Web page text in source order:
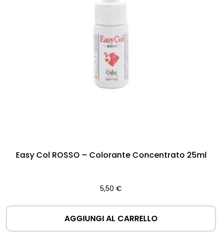
Easy Col ROSSO – Colorante Concentrato 25ml
5,50 €
AGGIUNGI AL CARRELLO